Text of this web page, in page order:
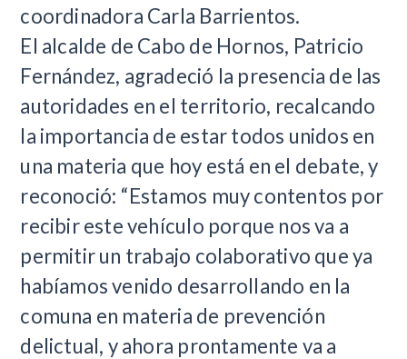
coordinadora Carla Barrientos.
El alcalde de Cabo de Hornos, Patricio
Fernández, agradeció la presencia de las
autoridades en el territorio, recalcando
la importancia de estar todos unidos en
una materia que hoy está en el debate, y
reconoció: “Estamos muy contentos por
recibir este vehículo porque nos va a
permitir un trabajo colaborativo que ya
habíamos venido desarrollando en la
comuna en materia de prevención
delictual, y ahora prontamente va a